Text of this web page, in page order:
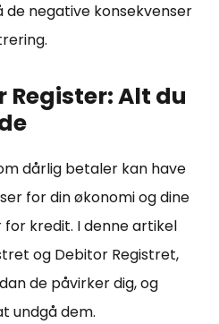
de negative konsekvenser
Register: Alt du
dårlig betaler kan have
for din økonomi og dine
kredit. I denne artikel
og Debitor Registret,
de påvirker dig, og
undgå dem.